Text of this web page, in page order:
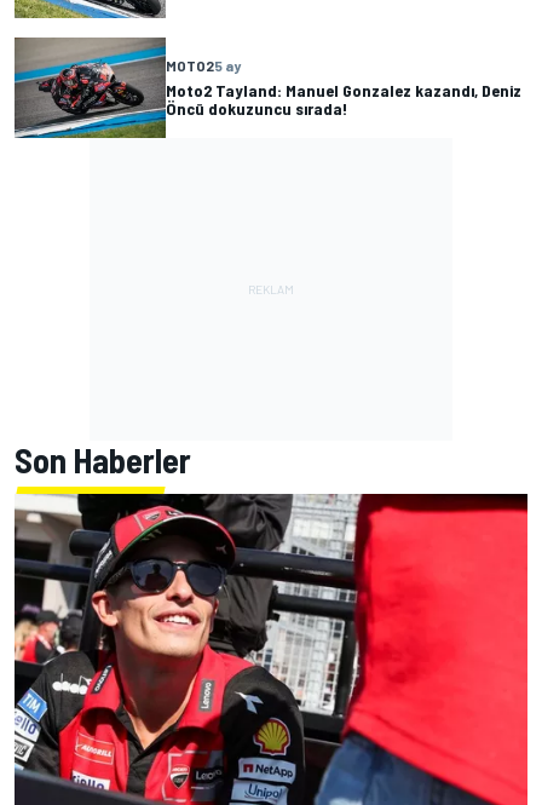
MOTO25 ay
Moto2 Tayland: Manuel Gonzalez kazandı, Deniz
Öncü dokuzuncu sırada!
Son Haberler